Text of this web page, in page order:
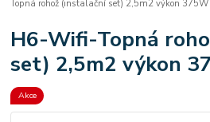
Topná rohož (instalační set) 2,5m2 výkon 375W
H6-Wifi-Topná
set) 2,5m2 výkon
Akce